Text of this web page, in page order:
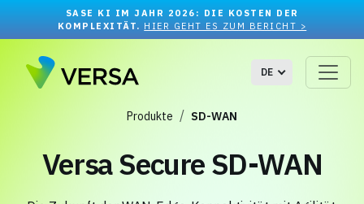
SASE KI IM JAHR 2026: DIE KOSTEN DER
KOMPLEXITÄT. HIER GEHT ES ZUM BERICHT >
DE
Produkte SD-WAN
Versa Secure SD-WAN